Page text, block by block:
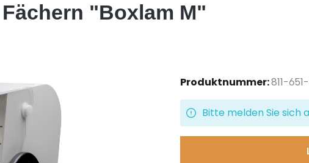
"Boxlam M"
Produktnummer:811-
Bitte melden Sie sich